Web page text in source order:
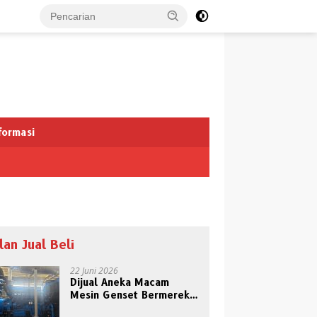
Jual Beli
22 Juni 2026
Dijual Aneka Macam
Mesin Genset Bermerek